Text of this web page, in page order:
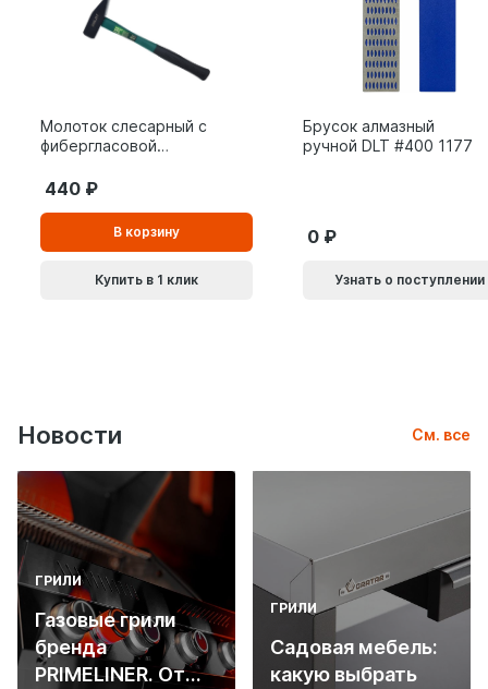
Молоток слесарный с
фибергласовой
кг 10180-08
440
В корзину
Купить в 1 клик
Брусок алмазный
ручной DLT #400 1177
0
Узнать о поступлении
Новости См. все
ГРИЛИ
Газовые грили
бренда
PRIMELINER. От
ГРИЛИ
Садовая мебель:
какую выбрать